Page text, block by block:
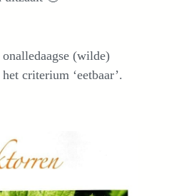
(wilde)
criterium ‘eetbaar’.